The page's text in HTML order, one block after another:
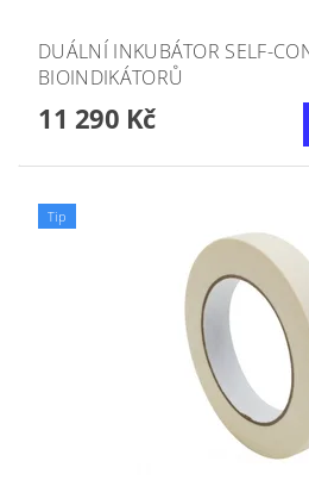
DUÁLNÍ INKUBÁTOR SELF-
BIOINDIKÁTORŮ
11 290 Kč
Tip